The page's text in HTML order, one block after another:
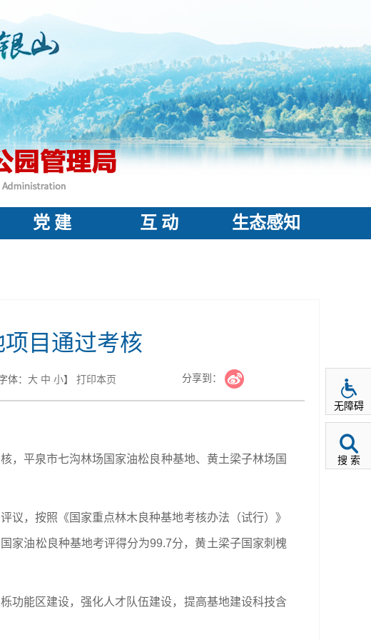
党 建 互 动 生态感知
目通过考核
体： 大 中 小】 打印本页 分享到：
，平泉市七沟林场国家油松良种基地、黄土梁子林场国
，按照《国家重点林木良种基地考核办法（试行）》
家油松良种基地考评得分为99.7分，黄土梁子国家刺槐
功能区建设，强化人才队伍建设，提高基地建设科技含
无障碍
搜 索